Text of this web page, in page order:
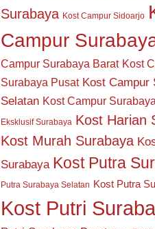
Surabaya Kost Campur Sidoarjo
Campur
Campur Surabaya Barat Kost
Surabaya Pusat Kost Campur
Selatan Kost Campur
Eksklusif Surabaya Kost Harian
Kost Murah Surabaya
Surabaya Kost Putra
Putra Surabaya Selatan Kost Putra
Kost Putri